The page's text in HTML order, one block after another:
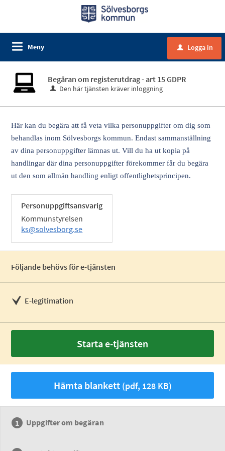
Meny u Logga in
Begäran om registerutdrag - art 15 GDPR
Den här tjänsten kräver inloggning
Här kan du begära att få veta vilka personuppgifter om dig som
behandlas inom Sölvesborgs kommun. Endast sammanställning
av dina personuppgifter lämnas ut. Vill du ha ut kopia på
handlingar där dina personuppgifter förekommer får du begära
ut den som allmän handling enligt offentlighetsprincipen.
Personuppgiftsansvarig
Kommunstyrelsen
ks@solvesborg.se
Följande behövs för e-tjänsten
E-legitimation
Starta e-tjänsten
Hämta blankett(pdf, 128 KB)
Uppgifter om begäran